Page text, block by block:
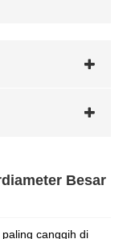
Besar
canggih di